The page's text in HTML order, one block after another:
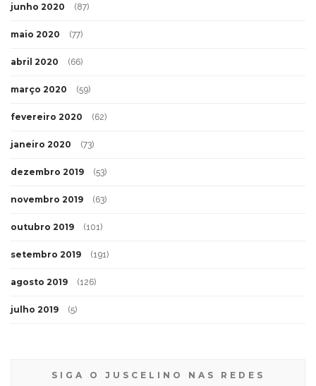
junho 2020 (87)
maio 2020 (77)
abril 2020 (66)
março 2020 (59)
fevereiro 2020 (62)
janeiro 2020 (73)
dezembro 2019 (53)
novembro 2019 (63)
outubro 2019 (101)
setembro 2019 (191)
agosto 2019 (126)
julho 2019 (5)
SIGA O JUSCELINO NAS REDES